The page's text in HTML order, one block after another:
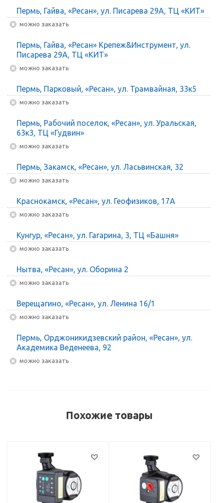
Пермь, Гайва, «Ресан», ул. Писарева 29А, ТЦ «КИТ»
Можно заказать
Пермь, Гайва, «Ресан» Крепеж&Инструмент, ул.
Писарева 29А, ТЦ «КИТ»
Можно заказать
Пермь, Парковый, «Ресан», ул. Трамвайная, 33к5
Можно заказать
Пермь, Рабочий поселок, «Ресан», ул. Уральская,
63к3, ТЦ «Гудвин»
Можно заказать
Пермь, Закамск, «Ресан», ул. Ласьвинская, 32
Можно заказать
Краснокамск, «Ресан», ул. Геофизиков, 17А
Можно заказать
Кунгур, «Ресан», ул. Гагарина, 3, ТЦ «Башня»
Можно заказать
Нытва, «Ресан», ул. Оборина 2
Можно заказать
Верещагино, «Ресан», ул. Ленина 16/1
Можно заказать
Пермь, Орджоникидзевский район, «Ресан», ул.
Академика Веденеева, 92
Можно заказать
Похожие товары